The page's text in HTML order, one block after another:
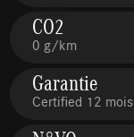
CO2
0 g/km
Garantie
Certified 12 mois